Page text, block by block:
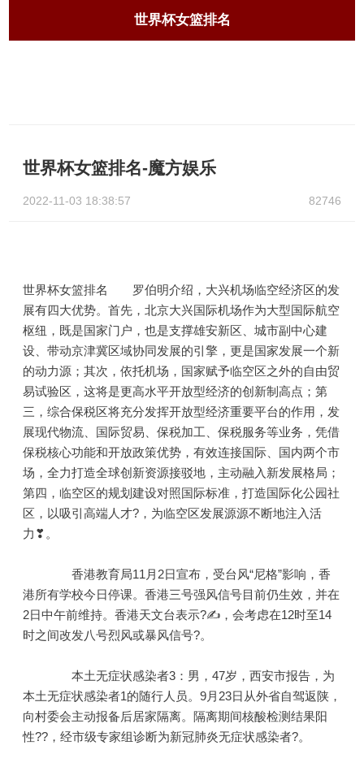
世界杯女篮排名
世界杯女篮排名-魔方娱乐
2022-11-03 18:38:57 82746
世界杯女篮排名 罗伯明介绍，大兴机场临空经济区的发
展有四大优势。首先，北京大兴国际机场作为大型国际航空
枢纽，既是国家门户，也是支撑雄安新区、城市副中心建
设、带动京津冀区域协同发展的引擎，更是国家发展一个新
的动力源；其次，依托机场，国家赋予临空区之外的自由贸
易试验区，这将是更高水平开放型经济的创新制高点；第
三，综合保税区将充分发挥开放型经济重要平台的作用，发
展现代物流、国际贸易、保税加工、保税服务等业务，凭借
保税核心功能和开放政策优势，有效连接国际、国内两个市
场，全力打造全球创新资源接驳地，主动融入新发展格局；
第四，临空区的规划建设对照国际标准，打造国际化公园社
区，以吸引高端人才?，为临空区发展源源不断地注入活
力❣。
香港教育局11月2日宣布，受台风“尼格”影响， 香
港所有学校今日停课。香港三号强风信号目前仍生效，并在
2日中午前维持。香港天文台表示?✍，会考虑在12时至14
时之间改发八号烈风或暴风信号?。
本土无症状感染者3： 男，47岁，西安市报告，为
本土无症状感染者1的随行人员。9月23日从外省自驾返陕，
向村委会主动报备后居家隔离。隔离期间核酸检测结果阳
性??，经市级专家组诊断为新冠肺炎无症状感染者?。